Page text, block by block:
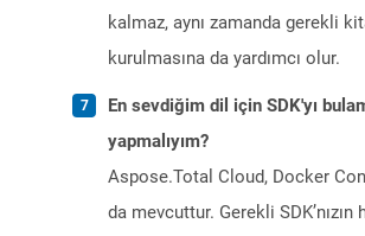
kalmaz, aynı zamanda gerekli
kurulmasına da yardımcı olur.
En sevdiğim dil için SDK'yı
yapmalıyım?
Aspose.Total Cloud, Docker
da mevcuttur. Gerekli SDK’nızın